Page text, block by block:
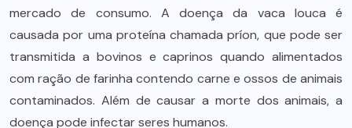
mercado de consumo. A doença da vaca louca é
causada por uma proteína chamada príon, que pode ser
transmitida a bovinos e caprinos quando alimentados
com ração de farinha contendo carne e ossos de animais
contaminados. Além de causar a morte dos animais, a
doença pode infectar seres humanos.